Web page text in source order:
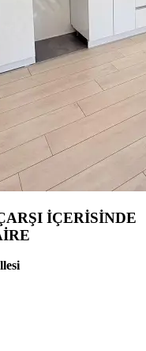
İÇERİSİNDE